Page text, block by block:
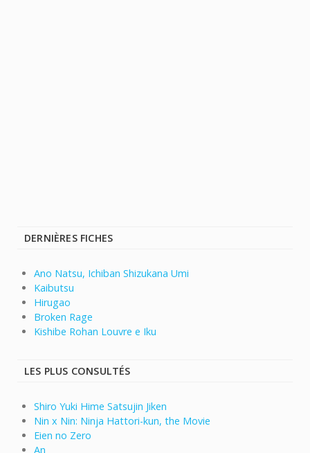
DERNIÈRES FICHES
Ano Natsu, Ichiban Shizukana Umi
Kaibutsu
Hirugao
Broken Rage
Kishibe Rohan Louvre e Iku
LES PLUS CONSULTÉS
Shiro Yuki Hime Satsujin Jiken
Nin x Nin: Ninja Hattori-kun, the Movie
Eien no Zero
An